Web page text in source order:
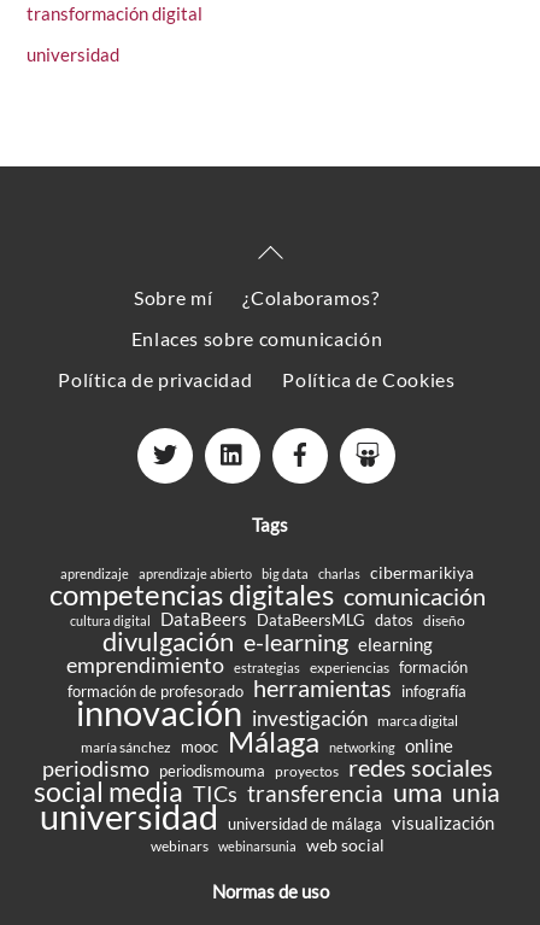
transformación digital
universidad
Back
Top
Sobre mí
¿Colaboramos?
Enlaces sobre comunicación
Política de privacidad
Política de Cookies
Tags
aprendizaje aprendizaje abierto big data charlas cibermarikiya
competencias digitales comunicación
cultura digital DataBeers DataBeersMLG datos diseño
divulgación e-learning elearning
emprendimiento estrategias experiencias formación
formación de profesorado herramientas infografía
innovación investigación marca digital
maría sánchez
mooc Málaga networking online
periodismo periodismouma proyectos redes sociales
social media TICs transferencia uma unia
universidad universidad de málaga visualización
webinars webinarsunia web social
Normas de uso